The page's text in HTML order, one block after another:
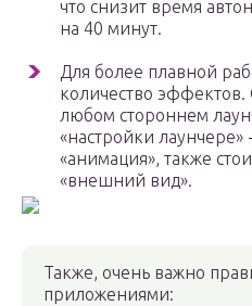
что снизит время
на 40 минут.
Для более плавной
количество эффектов.
любом стороннем
«настройки
«анимация», также
«внешний вид».
Также, очень важно
приложениями: